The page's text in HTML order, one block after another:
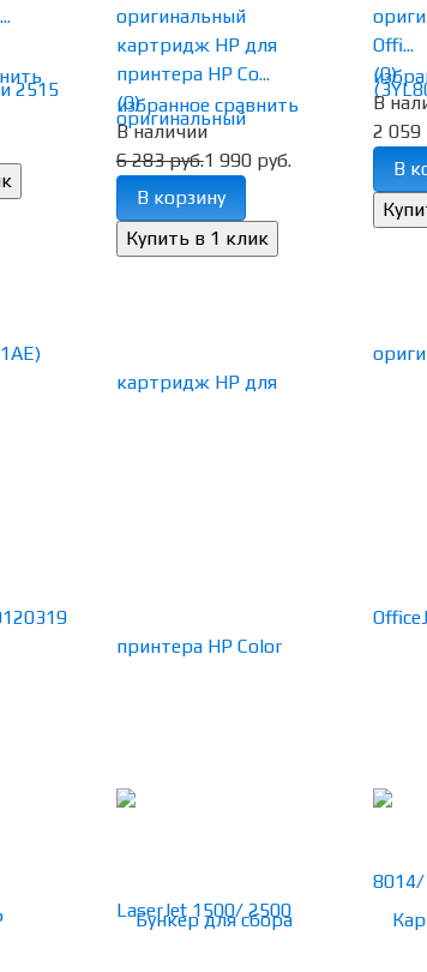
избранное сравнить
оригинальный
картридж HP для
принтера HP Co...
(0)
В наличии
6 283 руб.1 990 руб.
В корзину
Offi...
(0)
В
2 059
В